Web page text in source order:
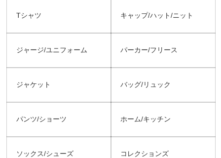
Tシャツ キャップ/ハット/ニット
ジャージ/ユニフォーム パーカー/フリース
ジャケット バッグ/リュック
パンツ/ショーツ ホーム/キッチン
ソックス/シューズ コレクションズ